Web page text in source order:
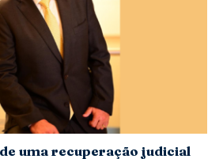
uma recuperação judicial